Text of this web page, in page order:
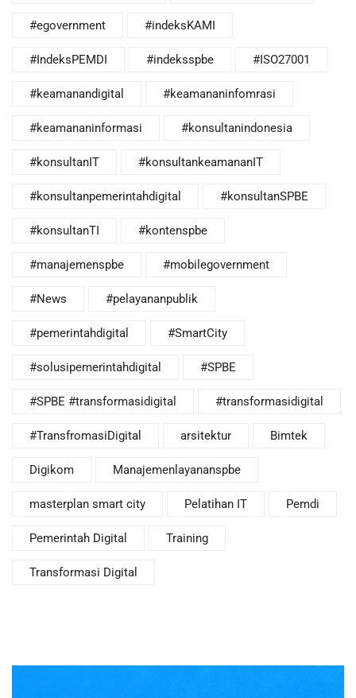
#egovernment #indeksKAMI
#IndeksPEMDI #indeksspbe #ISO27001
#keamanandigital #keamananinfomrasi
#keamananinformasi #konsultanindonesia
#konsultanIT #konsultankeamananIT
#konsultanpemerintahdigital #konsultanSPBE
#konsultanTI #kontenspbe
#manajemenspbe #mobilegovernment
#News #pelayananpublik
#pemerintahdigital #SmartCity
#solusipemerintahdigital #SPBE
#SPBE #transformasidigital #transformasidigital
#TransfromasiDigital arsitektur Bimtek
Digikom Manajemenlayananspbe
masterplan smart city Pelatihan IT Pemdi
Pemerintah Digital Training
Transformasi Digital